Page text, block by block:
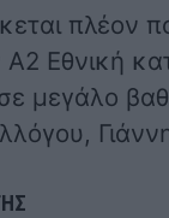
πλέον
Εθνική
μεγάλο